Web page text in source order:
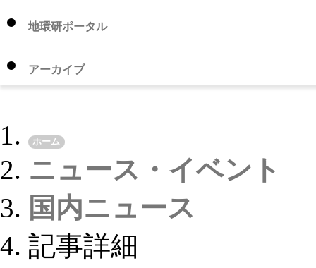
地環研ポータル
アーカイブ
ホーム
ニュース・イベント
国内ニュース
記事詳細